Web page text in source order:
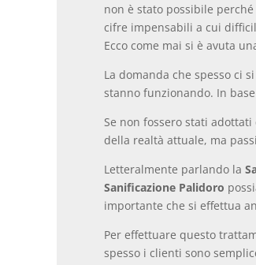
non è stato possibile
cifre impensabili a cui
Ecco come mai si è avuta
La domanda che spesso ci
stanno funzionando. In
Se non fossero stati
della realtà attuale, ma
Letteralmente parlando la
Sanificazione Palidoro
importante che si effettua
Per effettuare questo
spesso i clienti sono